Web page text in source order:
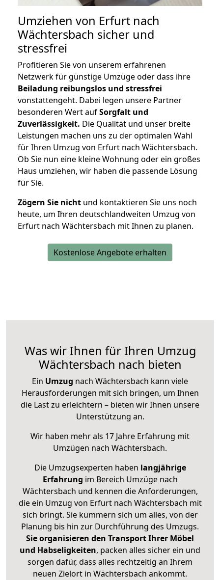
Umziehen von Erfurt nach
Wächtersbach sicher und
stressfrei
Profitieren Sie von unserem erfahrenen
Netzwerk für günstige Umzüge oder dass ihre
Beiladung reibungslos und stressfrei
vonstattengeht. Dabei legen unsere Partner
besonderen Wert aufSorgfalt und
Zuverlässigkeit. Die Qualität und unser breite
Leistungen machen uns zu der optimalen Wahl
für Ihren Umzug von Erfurt nach Wächtersbach.
Ob Sie nun eine kleine Wohnung oder ein großes
Haus umziehen, wir haben die passende Lösung
für Sie.
Zögern Sie nicht und kontaktieren Sie uns noch
heute, um Ihren deutschlandweiten Umzug von
Erfurt nach Wächtersbach mit Ihnen zu planen.
Kostenlose Angebote erhalten
Was wir Ihnen für Ihren Umzug
Wächtersbach nach bieten
Ein Umzug nach Wächtersbach kann viele
Herausforderungen mit sich bringen, um Ihnen
die Last zu erleichtern – bieten wir Ihnen unsere
Unterstützung an.
Wir haben mehr als 17 Jahre Erfahrung mit
Umzügen nach Wächtersbach.
Die Umzugsexperten haben langjährige
Erfahrung im Bereich Umzüge nach
Wächtersbach und kennen die Anforderungen,
die ein Umzug von Erfurt nach Wächtersbach mit
sich bringt. Sie kümmern sich um alles, von der
Planung bis hin zur Durchführung des Umzugs.
Sie organisieren den Transport Ihrer Möbel
und Habseligkeiten, packen alles sicher ein und
sorgen dafür, dass alles rechtzeitig an Ihrem
neuen Zielort in Wächtersbach ankommt.